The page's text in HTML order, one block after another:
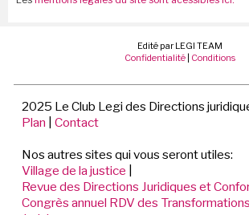
Edité par LEGI TEAM
Confidentialité | Conditions
2025 Le Club Legi des Directions
Plan
Contact
Nos autres sites qui vous seront utiles:
Village de la justice
Revue des Directions Juridiques et
Congrès annuel RDV des